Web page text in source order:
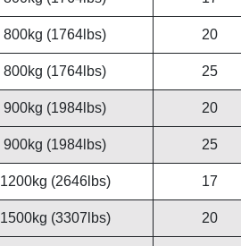
800kg (1764lbs) 20
800kg (1764lbs) 25
900kg (1984lbs) 20
900kg (1984lbs) 25
1200kg (2646lbs) 17
1500kg (3307lbs) 20